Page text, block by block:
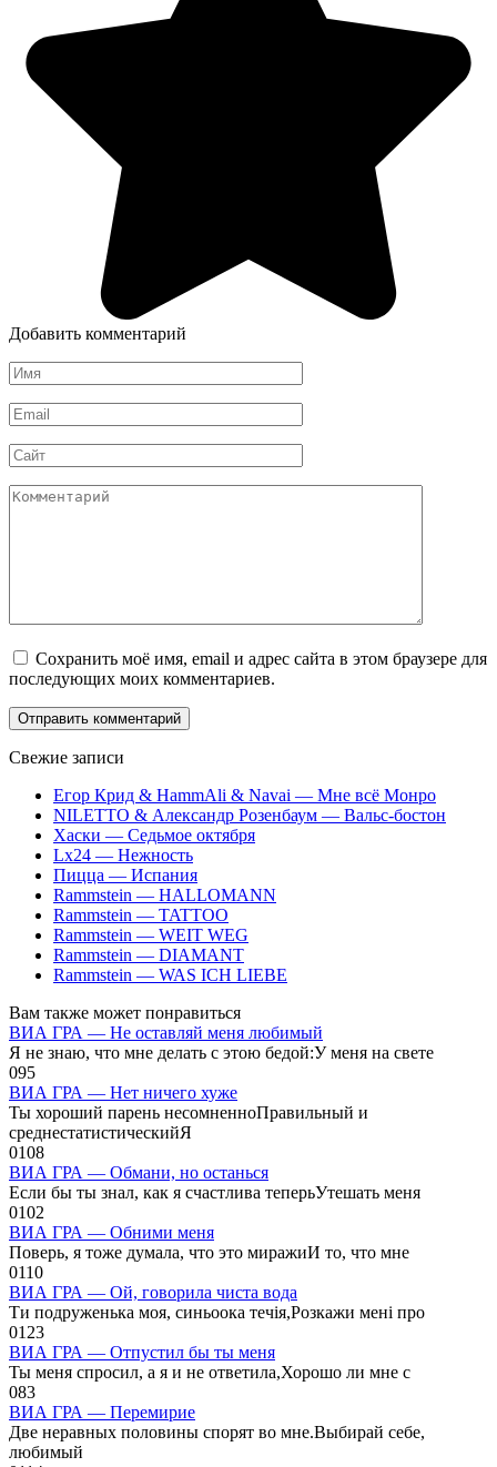
Добавить комментарий
Имя
*
Email
*
Сайт
Комментарий
Сохранить моё имя, email и адрес сайта в этом браузере для
последующих моих комментариев.
Свежие записи
Егор Крид & HammAli & Navai — Мне всё Монро
NILETTO & Александр Розенбаум — Вальс-бостон
Хаски — Седьмое октября
Lx24 — Нежность
Пицца — Испания
Rammstein — HALLOMANN
Rammstein — TATTOO
Rammstein — WEIT WEG
Rammstein — DIAMANT
Rammstein — WAS ICH LIEBE
Вам также может понравиться
ВИА ГРА — Не оставляй меня любимый
Я не знаю, что мне делать с этою бедой:У меня на свете
095
ВИА ГРА — Нет ничего хуже
Ты хороший парень несомненноПравильный и
среднестатистическийЯ
0108
ВИА ГРА — Обмани, но останься
Если бы ты знал, как я счастлива теперьУтешать меня
0102
ВИА ГРА — Обними меня
Поверь, я тоже думала, что это миражиИ то, что мне
0110
ВИА ГРА — Ой, говорила чиста вода
Ти подруженька моя, синьоока течія,Розкажи мені про
0123
ВИА ГРА — Отпустил бы ты меня
Ты меня спросил, а я и не ответила,Хорошо ли мне с
083
ВИА ГРА — Перемирие
Две неравных половины спорят во мне.Выбирай себе,
любимый